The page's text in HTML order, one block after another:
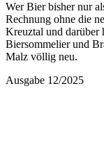
Wer Bier bisher nur
Rechnung ohne die
Kreuztal und
Biersommelier und
Malz völlig neu.
Ausgabe 12/2025